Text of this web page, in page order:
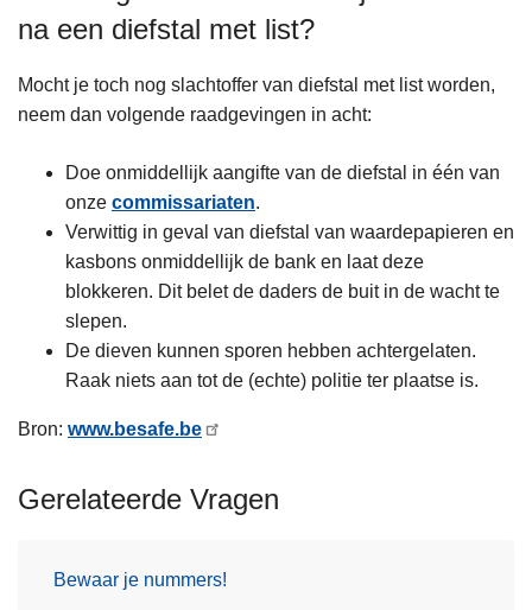
na een diefstal met list?
Mocht je toch nog slachtoffer van diefstal met list worden,
neem dan volgende raadgevingen in acht:
Doe onmiddellijk aangifte van de diefstal in één van
onze commissariaten.
Verwittig in geval van diefstal van waardepapieren en
kasbons onmiddellijk de bank en laat deze
blokkeren. Dit belet de daders de buit in de wacht te
slepen.
De dieven kunnen sporen hebben achtergelaten.
Raak niets aan tot de (echte) politie ter plaatse is.
Bron: www.besafe.be
Gerelateerde Vragen
Bewaar je nummers!